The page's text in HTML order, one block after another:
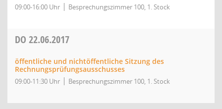
09:00-16:00 Uhr Besprechungszimmer 100, 1. Stock
DO 22.06.2017
öffentliche und nichtöffentliche Sitzung des
Rechnungsprüfungsausschusses
09:00-11:30 Uhr Besprechungszimmer 100, 1. Stock